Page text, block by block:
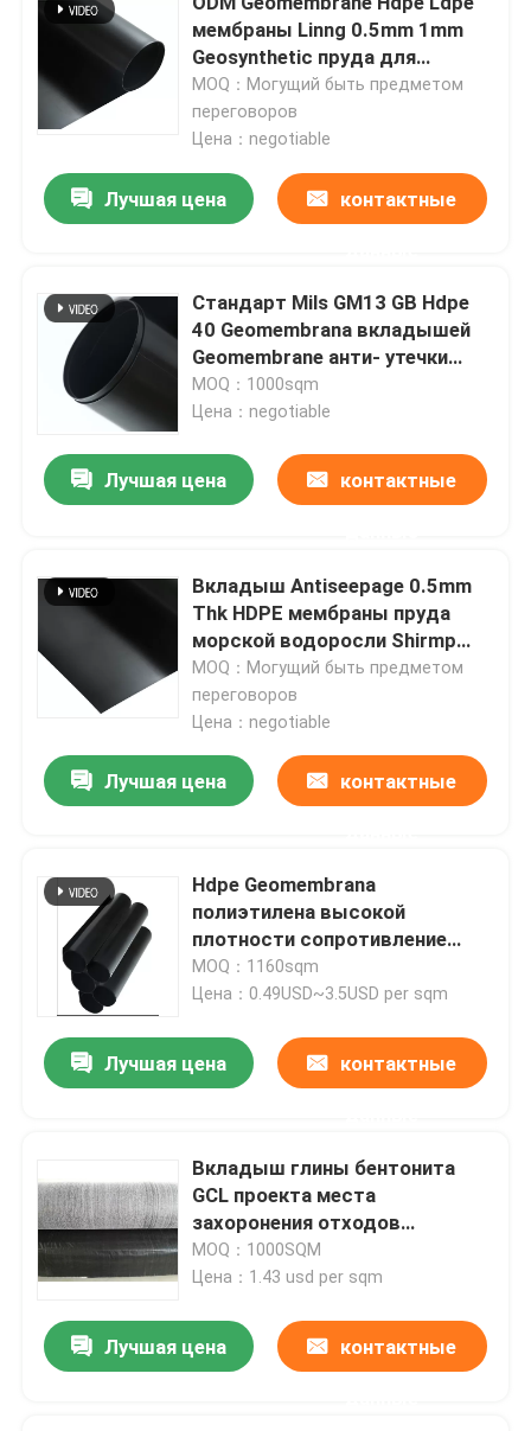
видео
О нас
Путешествие фабрики
Спросите цитату
Ткань Geosynthetic
Мембрана Geosynthetic
мембраны Linng 0.5mm 1mm
Geosynthetic пруда для
рыбалки
MOQ：Могущий быть предметом
переговоров
Цена：negotiable
Лучшая цена контактные
Стандарт Mils GM13 GB Hdpe
40 Geomembrana вкладышей
Geomembrane анти- утечки
полуфабрикат
MOQ：1000sqm
Цена：negotiable
Лучшая цена контактные
Вкладыш Antiseepage 0.5mm
Thk HDPE мембраны пруда
морской водоросли Shirmp
рыб гибкий
MOQ：Могущий быть предметом
переговоров
Цена：negotiable
Лучшая цена контактные
Hdpe Geomembrana
полиэтилена высокой
плотности сопротивление
вкладыша 30 Mils
УЛЬТРАФИОЛЕТОВОЕ
MOQ：1160sqm
Цена：0.49USD~3.5USD per sqm
Лучшая цена контактные
Вкладыш глины бентонита
GCL проекта места
захоронения отходов
материальный с аттестациями
CE ISO
MOQ：1000SQM
Цена：1.43 usd per sqm
Лучшая цена контактные